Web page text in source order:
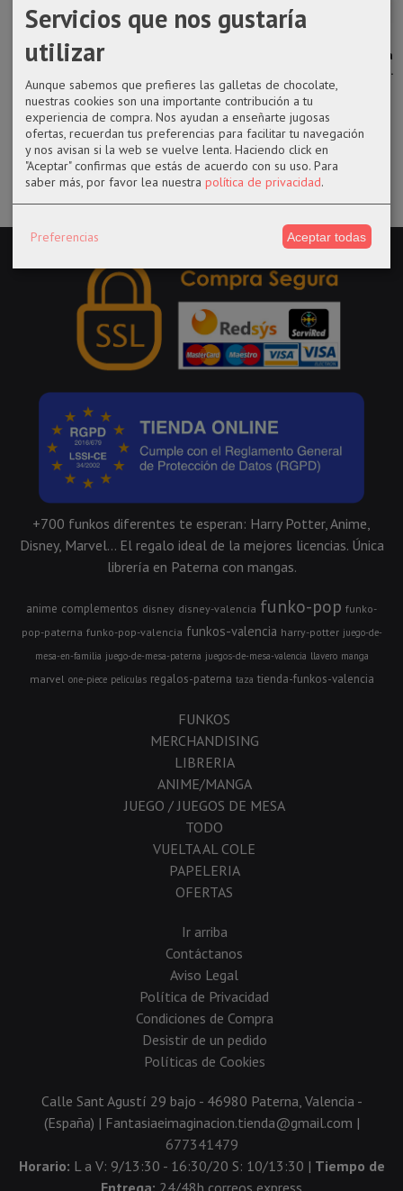
Funko pop 563
Joko de Guild
14,50 € 14,50 €
de...
14,50 €
1459 Jonathan
de Stranger...
+700 funkos diferentes te esperan: Harry Potter, Anime,
Disney, Marvel... El regalo ideal de la mejores licencias. Única
librería en Paterna con mangas.
anime complementos disney disney-valencia funko-pop funko-
pop-paterna funko-pop-valencia funkos-valencia harry-potter juego-de-
mesa-en-familia juego-de-mesa-paterna juegos-de-mesa-valencia llavero manga
marvel one-piece peliculas regalos-paterna taza tienda-funkos-valencia
FUNKOS
MERCHANDISING
LIBRERIA
ANIME/MANGA
JUEGO / JUEGOS DE MESA
TODO
VUELTA AL COLE
PAPELERIA
OFERTAS
Ir arriba
Contáctanos
Aviso Legal
Política de Privacidad
Condiciones de Compra
Desistir de un pedido
Políticas de Cookies
Calle Sant Agustí 29 bajo - 46980 Paterna, Valencia -
(España) | Fantasiaeimaginacion.tienda@gmail.com |
677341479
Horario: L a V: 9/13:30 - 16:30/20 S: 10/13:30 | Tiempo de
Servicios que nos gustaría
utilizar
Aunque sabemos que prefieres las galletas de chocolate,
nuestras cookies son una importante contribución a tu
experiencia de compra. Nos ayudan a enseñarte jugosas
ofertas, recuerdan tus preferencias para facilitar tu navegación
y nos avisan si la web se vuelve lenta. Haciendo click en
"Aceptar" confirmas que estás de acuerdo con su uso. Para
saber más, por favor lea nuestra política de privacidad.
Preferencias Aceptar todas